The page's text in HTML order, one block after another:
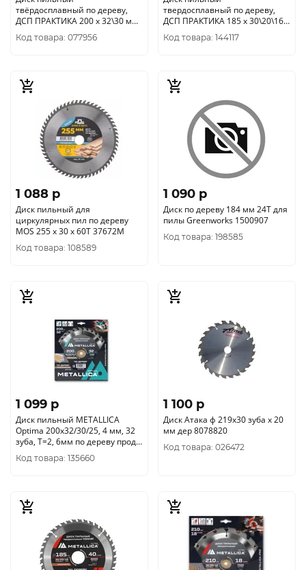
твёрдосплавный по дереву,
ДСП ПРАКТИКА 200 х 32\30 мм,
24 зуба 030-436
Код товара: 077956
твердосплавный по дереву,
ДСП ПРАКТИКА 185 х 30\20\16
мм, ТОНКИЙ, 40 зубьев (921-
916)
Код товара: 144117
1 088 p
Диск пильный для
циркулярных пил по дереву
MOS 255 х 30 х 60T 37672М
Код товара: 108589
1 090 p
Диск по дереву 184 мм 24T для
пилы Greenworks 1500907
Код товара: 198585
1 099 p
Диск пильный METALLICA
Optima 200x32/30/25, 4 мм, 32
зуба, Т=2, 6мм по дереву прод/
поперечн, 902738
Код товара: 135660
1 100 p
Диск Атака ф 219х30 зуба х 20
мм дер 8078820
Код товара: 026472